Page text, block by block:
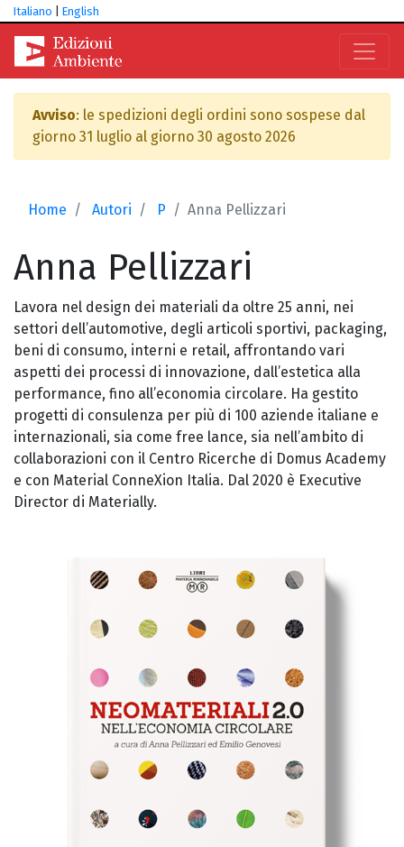
Italiano English
Avviso: le spedizioni degli ordini sono sospese dal
giorno 31 luglio al giorno 30 agosto 2026
Home Autori P Anna Pellizzari
Anna Pellizzari
Lavora nel design dei materiali da oltre 25 anni, nei
settori dell’automotive, degli articoli sportivi, packaging,
beni di consumo, interni e retail, affrontando vari
aspetti dei processi di innovazione, dall’estetica alla
performance, fino all’economia circolare. Ha gestito
progetti di consulenza per più di 100 aziende italiane e
internazionali, sia come free lance, sia nell’ambito di
collaborazioni con il Centro Ricerche di Domus Academy
e con Material ConneXion Italia. Dal 2020 è Executive
Director di Materially.